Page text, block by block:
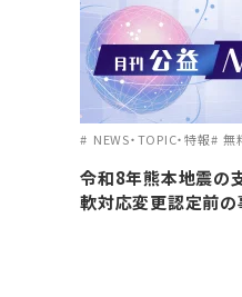
NEWS・TOPIC・特報 無
令和8年熊本地震の
軟対応変更認定前